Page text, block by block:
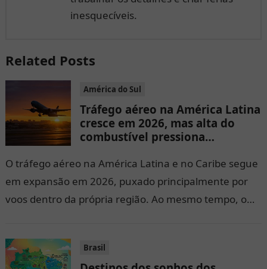
inesquecíveis.
Related Posts
América do Sul
Tráfego aéreo na América Latina
cresce em 2026, mas alta do
combustível pressiona
O tráfego aéreo na América Latina e no Caribe segue
em expansão em 2026, puxado principalmente por
voos dentro da própria região. Ao mesmo tempo, o
tarifas, frequências e disponibilidade em algumas
Brasil